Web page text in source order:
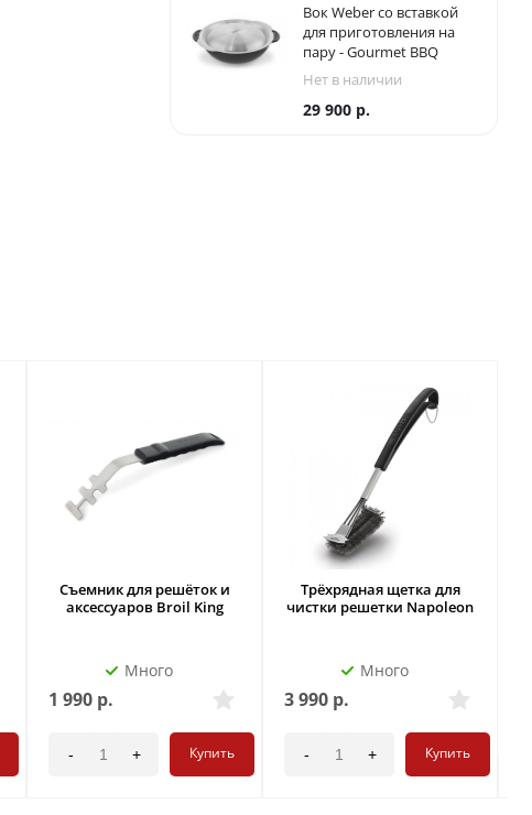
Вок Weber со вставкой
для приготовления на
пару - Gourmet BBQ
System
Нет в наличии
29 900р.
Съемник для решёток и
аксессуаров Broil King
Много
1 990 р.
- + Купить
Трёхрядная щетка для
чистки решетки Napoleon
Много
3 990 р.
- + Купить